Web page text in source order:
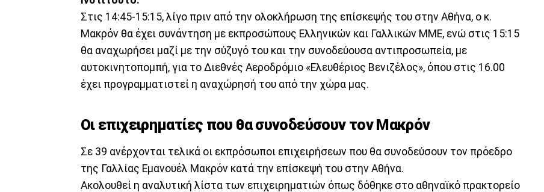
Στις 14:45-15:15, λίγο πριν από την ολοκλήρωση της επίσκεψής του στην Αθήνα, ο κ.
Μακρόν θα έχει συνάντηση με εκπροσώπους Ελληνικών και Γαλλικών ΜΜΕ, ενώ στις 15:15
θα αναχωρήσει μαζί με την σύζυγό του και την συνοδεύουσα αντιπροσωπεία, με
αυτοκινητοπομπή, για το Διεθνές Αεροδρόμιο «Ελευθέριος Βενιζέλος», όπου στις 16.00
έχει προγραμματιστεί η αναχώρησή του από την χώρα μας.
Οι επιχειρηματίες που θα συνοδεύσουν τον Μακρόν
Σε 39 ανέρχονται τελικά οι εκπρόσωποι επιχειρήσεων που θα συνοδεύσουν τον πρόεδρο
της Γαλλίας Εμανουέλ Μακρόν κατά την επίσκεψή του στην Αθήνα.
Ακολουθεί η αναλυτική λίστα των επιχειρηματιών όπως δόθηκε στο αθηναϊκό πρακτορείο